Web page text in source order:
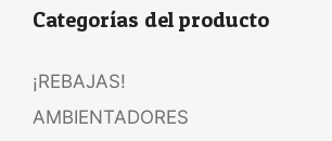
Categorías del producto
¡REBAJAS!
AMBIENTADORES